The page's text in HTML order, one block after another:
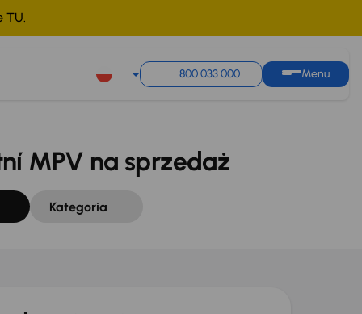
TU.
800 033 000 Menu
MPV na sprzedaż
Kategoria